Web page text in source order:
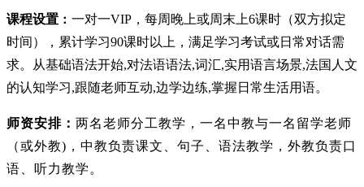
课程设置 ： 一对一VIP，每周晚上或周末上6课时（双方拟定
时间），累计学习90课时以上，满足学习考试或日常对话需
求。从基础语法开始,对法语语法,词汇,实用语言场景,法国人文
的认知学习,跟随老师互动,边学边练,掌握日常生活用语。
师资安排： 两名老师分工教学，一名中教与一名留学老师
（或外教)，中教负责课文、句子、语法教学，外教负责口
语、听力教学。